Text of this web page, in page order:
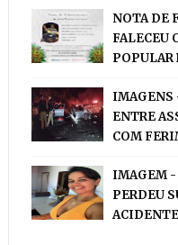
NOTA DE
FALECEU
POPULAR
IMAGENS
ENTRE
COM
IMAGEM -
PERDEU